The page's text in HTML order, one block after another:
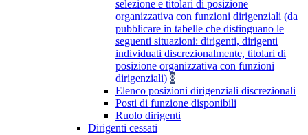
selezione e titolari di posizione
organizzativa con funzioni dirigenziali (da
pubblicare in tabelle che distinguano le
seguenti situazioni: dirigenti, dirigenti
individuati discrezionalmente, titolari di
posizione organizzativa con funzioni
dirigenziali) 8
Elenco posizioni dirigenziali discrezionali
Posti di funzione disponibili
Ruolo dirigenti
Dirigenti cessati